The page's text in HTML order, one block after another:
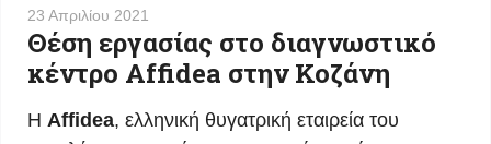
23 Απριλίου 2021
Θέση εργασίας στο διαγνωστικό
κέντρο Affidea στην Κοζάνη
Η Affidea, ελληνική θυγατρική εταιρεία του